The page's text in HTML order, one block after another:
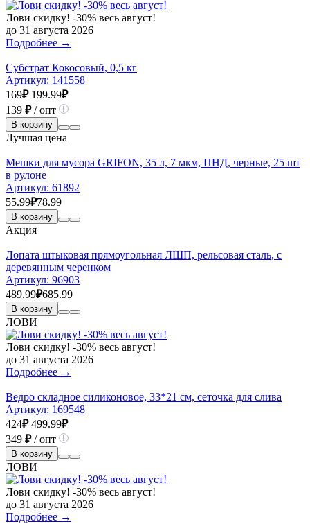
Лови скидку! -30% весь август!
до 31 августа 2026
Подробнее →
Субстрат Кокосовый, 0,5 кг
Артикул: 141558
169₽ 199.99₽
139 ₽/ опт
В корзину
Лучшая цена
Мешки для мусора GRIFON, 35 л, 7 мкм, ПНД, черные, 25 шт
в рулоне
Артикул: 61892
55.99₽78.99
В корзину
Акция
Лопата штыковая прямоугольная ЛШП, рельсовая сталь, с
деревянным черенком
Артикул: 96903
489.99₽685.99
В корзину
ЛОВИ
Лови скидку! -30% весь август!
до 31 августа 2026
Подробнее →
Ведро складное силиконовое, 33*21 см, сеточка для слива
Артикул: 169548
424₽ 499.99₽
349 ₽/ опт
В корзину
ЛОВИ
Лови скидку! -30% весь август!
до 31 августа 2026
Подробнее →